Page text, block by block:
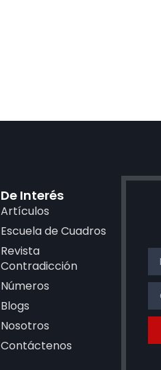
De Interés
Artículos
Escuela de Cuadros
Revista
Contradicción
Números
Blogs
Nosotros
Contáctenos